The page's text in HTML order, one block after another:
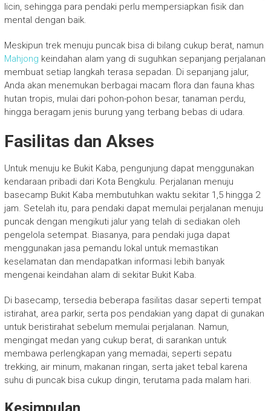
licin, sehingga para pendaki perlu mempersiapkan fisik dan
mental dengan baik.
Meskipun trek menuju puncak bisa di bilang cukup berat, namun
Mahjong keindahan alam yang di suguhkan sepanjang perjalanan
membuat setiap langkah terasa sepadan. Di sepanjang jalur,
Anda akan menemukan berbagai macam flora dan fauna khas
hutan tropis, mulai dari pohon-pohon besar, tanaman perdu,
hingga beragam jenis burung yang terbang bebas di udara.
Fasilitas dan Akses
Untuk menuju ke Bukit Kaba, pengunjung dapat menggunakan
kendaraan pribadi dari Kota Bengkulu. Perjalanan menuju
basecamp Bukit Kaba membutuhkan waktu sekitar 1,5 hingga 2
jam. Setelah itu, para pendaki dapat memulai perjalanan menuju
puncak dengan mengikuti jalur yang telah di sediakan oleh
pengelola setempat. Biasanya, para pendaki juga dapat
menggunakan jasa pemandu lokal untuk memastikan
keselamatan dan mendapatkan informasi lebih banyak
mengenai keindahan alam di sekitar Bukit Kaba.
Di basecamp, tersedia beberapa fasilitas dasar seperti tempat
istirahat, area parkir, serta pos pendakian yang dapat di gunakan
untuk beristirahat sebelum memulai perjalanan. Namun,
mengingat medan yang cukup berat, di sarankan untuk
membawa perlengkapan yang memadai, seperti sepatu
trekking, air minum, makanan ringan, serta jaket tebal karena
suhu di puncak bisa cukup dingin, terutama pada malam hari.